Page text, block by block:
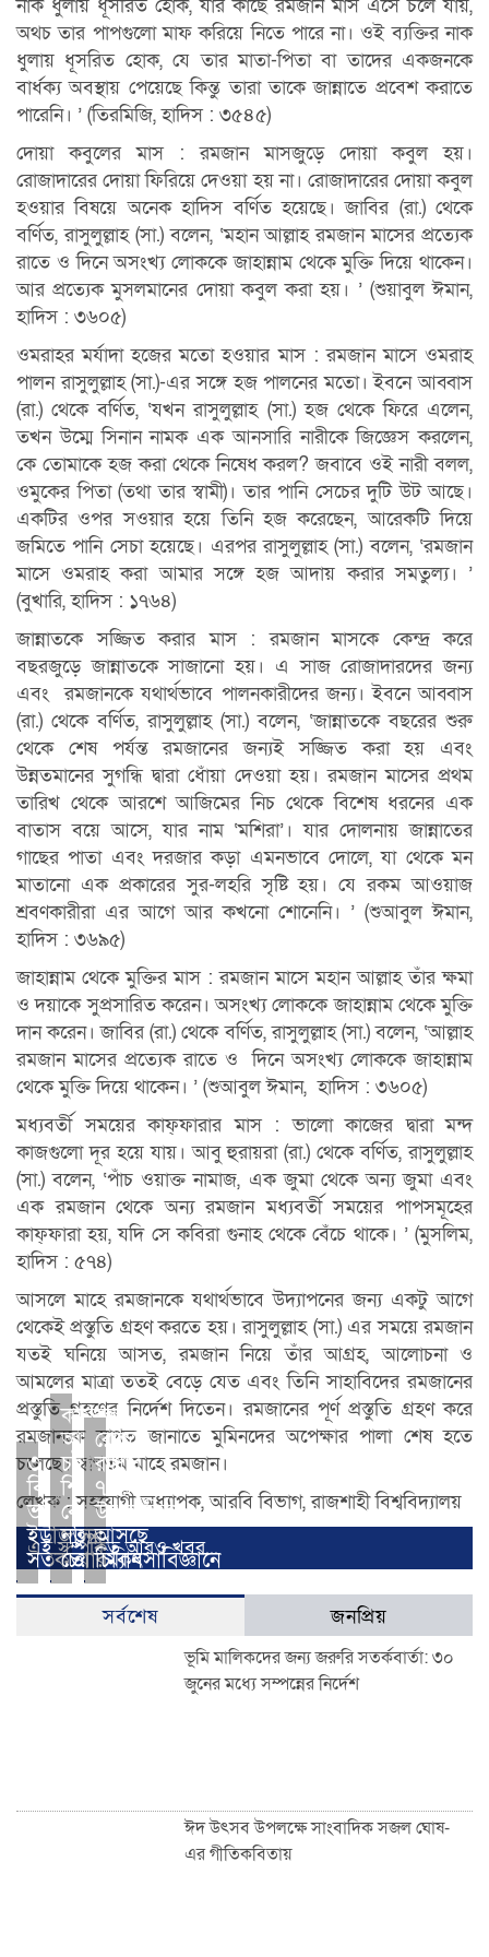
নাক ধুলায় ধূসরিত হোক, যার কাছে রমজান মাস এসে চলে যায়,
অথচ তার পাপগুলো মাফ করিয়ে নিতে পারে না। ওই ব্যক্তির নাক
ধুলায় ধূসরিত হোক, যে তার মাতা-পিতা বা তাদের একজনকে
বার্ধক্য অবস্থায় পেয়েছে কিন্তু তারা তাকে জান্নাতে প্রবেশ করাতে
পারেনি। ’ (তিরমিজি, হাদিস : ৩৫৪৫)
দোয়া কবুলের মাস : রমজান মাসজুড়ে দোয়া কবুল হয়।
রোজাদারের দোয়া ফিরিয়ে দেওয়া হয় না। রোজাদারের দোয়া কবুল
হওয়ার বিষয়ে অনেক হাদিস বর্ণিত হয়েছে। জাবির (রা.) থেকে
বর্ণিত, রাসুলুল্লাহ (সা.) বলেন, ‘মহান আল্লাহ রমজান মাসের প্রত্যেক
রাতে ও দিনে অসংখ্য লোককে জাহান্নাম থেকে মুক্তি দিয়ে থাকেন।
আর প্রত্যেক মুসলমানের দোয়া কবুল করা হয়। ’ (শুয়াবুল ঈমান,
হাদিস : ৩৬০৫)
ওমরাহর মর্যাদা হজের মতো হওয়ার মাস : রমজান মাসে ওমরাহ
পালন রাসুলুল্লাহ (সা.)-এর সঙ্গে হজ পালনের মতো। ইবনে আব্বাস
(রা.) থেকে বর্ণিত, ‘যখন রাসুলুল্লাহ (সা.) হজ থেকে ফিরে এলেন,
তখন উম্মে সিনান নামক এক আনসারি নারীকে জিজ্ঞেস করলেন,
কে তোমাকে হজ করা থেকে নিষেধ করল? জবাবে ওই নারী বলল,
ওমুকের পিতা (তথা তার স্বামী)। তার পানি সেচের দুটি উট আছে।
একটির ওপর সওয়ার হয়ে তিনি হজ করেছেন, আরেকটি দিয়ে
জমিতে পানি সেচা হয়েছে। এরপর রাসুলুল্লাহ (সা.) বলেন, ‘রমজান
মাসে ওমরাহ করা আমার সঙ্গে হজ আদায় করার সমতুল্য। ’
(বুখারি, হাদিস : ১৭৬৪)
জান্নাতকে সজ্জিত করার মাস : রমজান মাসকে কেন্দ্র করে
বছরজুড়ে জান্নাতকে সাজানো হয়। এ সাজ রোজাদারদের জন্য
এবং রমজানকে যথার্থভাবে পালনকারীদের জন্য। ইবনে আব্বাস
(রা.) থেকে বর্ণিত, রাসুলুল্লাহ (সা.) বলেন, ‘জান্নাতকে বছরের শুরু
থেকে শেষ পর্যন্ত রমজানের জন্যই সজ্জিত করা হয় এবং
উন্নতমানের সুগন্ধি দ্বারা ধোঁয়া দেওয়া হয়। রমজান মাসের প্রথম
তারিখ থেকে আরশে আজিমের নিচ থেকে বিশেষ ধরনের এক
বাতাস বয়ে আসে, যার নাম ‘মশিরা’। যার দোলনায় জান্নাতের
গাছের পাতা এবং দরজার কড়া এমনভাবে দোলে, যা থেকে মন
মাতানো এক প্রকারের সুর-লহরি সৃষ্টি হয়। যে রকম আওয়াজ
শ্রবণকারীরা এর আগে আর কখনো শোনেনি। ’ (শুআবুল ঈমান,
হাদিস : ৩৬৯৫)
জাহান্নাম থেকে মুক্তির মাস : রমজান মাসে মহান আল্লাহ তাঁর ক্ষমা
ও দয়াকে সুপ্রসারিত করেন। অসংখ্য লোককে জাহান্নাম থেকে মুক্তি
দান করেন। জাবির (রা.) থেকে বর্ণিত, রাসুলুল্লাহ (সা.) বলেন, ‘আল্লাহ
রমজান মাসের প্রত্যেক রাতে ও দিনে অসংখ্য লোককে জাহান্নাম
থেকে মুক্তি দিয়ে থাকেন। ’ (শুআবুল ঈমান, হাদিস : ৩৬০৫)
মধ্যবর্তী সময়ের কাফ্ফারার মাস : ভালো কাজের দ্বারা মন্দ
কাজগুলো দূর হয়ে যায়। আবু হুরায়রা (রা.) থেকে বর্ণিত, রাসুলুল্লাহ
(সা.) বলেন, ‘পাঁচ ওয়াক্ত নামাজ, এক জুমা থেকে অন্য জুমা এবং
এক রমজান থেকে অন্য রমজান মধ্যবর্তী সময়ের পাপসমূহের
কাফ্ফারা হয়, যদি সে কবিরা গুনাহ থেকে বেঁচে থাকে। ’ (মুসলিম,
হাদিস : ৫৭৪)
আসলে মাহে রমজানকে যথার্থভাবে উদ্যাপনের জন্য একটু আগে
থেকেই প্রস্তুতি গ্রহণ করতে হয়। রাসুলুল্লাহ (সা.) এর সময়ে রমজান
যতই ঘনিয়ে আসত, রমজান নিয়ে তাঁর আগ্রহ, আলোচনা ও
আমলের মাত্রা ততই বেড়ে যেত এবং তিনি সাহাবিদের রমজানের
প্রস্তুতি গ্রহণের নির্দেশ দিতেন। রমজানের পূর্ণ প্রস্তুতি গ্রহণ করে
রমজানকে স্বাগত জানাতে মুমিনদের অপেক্ষার পালা শেষ হতে
চলেছে। স্বাগতম মাহে রমজান।
লেখক : সহযোগী অধ্যাপক, আরবি বিভাগ, রাজশাহী বিশ্ববিদ্যালয়
এই সম্পর্কিত আরও খবর...
৩
বিশ্ববিদ্যালয়ে
ভর্তিতে
ইউজিসির
সতর্কতা
কামরুল
আখতার
চট্টগ্রাম
শিক্ষা
বোর্ডের
নতুন
চেয়ারম্যান
রোজা
রাখার
৭
উপকারিতা
আসছে
চিকিৎসাবিজ্ঞানে
সর্বশেষ জনপ্রিয়
ভূমি মালিকদের জন্য জরুরি সতর্কবার্তা: ৩০
জুনের মধ্যে সম্পন্নের নির্দেশ
ঈদ উৎসব উপলক্ষে সাংবাদিক সজল ঘোষ-
এর গীতিকবিতায়